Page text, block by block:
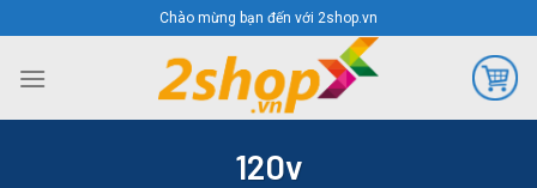
to
content
Chào mừng bạn đến với 2shop.vn
120v